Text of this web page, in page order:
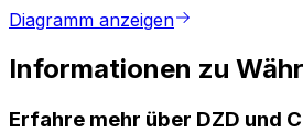
Diagramm anzeigen
Informationen zu
Erfahre mehr über DZD und